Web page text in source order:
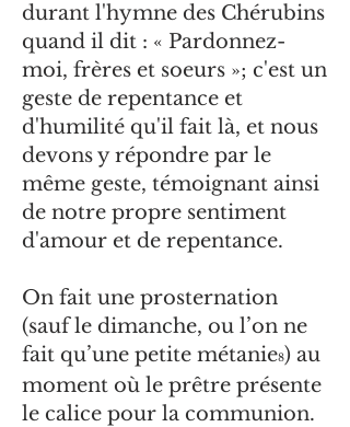
durant l'hymne des Chérubins
quand il dit : « Pardonnez-
moi, frères et soeurs »; c'est un
geste de repentance et
d'humilité qu'il fait là, et nous
devons y répondre par le
même geste, témoignant ainsi
de notre propre sentiment
d'amour et de repentance.
On fait une prosternation
(sauf le dimanche, ou l’on ne
fait qu’une petite métanie8) au
moment où le prêtre présente
le calice pour la communion.